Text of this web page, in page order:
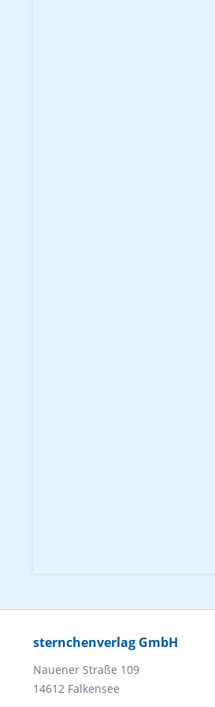
sternchenverlag GmbH
Nauener Straße 109
14612 Falkensee